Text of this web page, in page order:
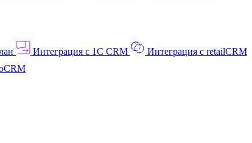
Интеграция с 1C CRM
Интеграция с retailCRM